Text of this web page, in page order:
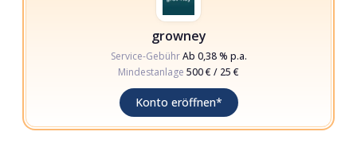
growney
Service-Gebühr Ab 0,38 % p.a.
Mindestanlage 500 € / 25 €
Konto eröffnen*(Werbelink)